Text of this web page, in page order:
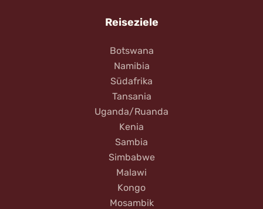
Reiseziele
Botswana
Namibia
Südafrika
Tansania
Uganda/Ruanda
Kenia
Sambia
Simbabwe
Malawi
Kongo
Mosambik